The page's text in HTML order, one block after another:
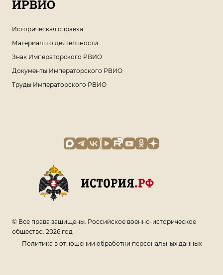
ИРВИО
Историческая справка
Материалы о деятельности
Знак Императорского РВИО
Документы Императорского РВИО
Труды Императорского РВИО
© Все права защищены. Российское военно-историческое
общество. 2026 год
Политика в отношении обработки персональных данных